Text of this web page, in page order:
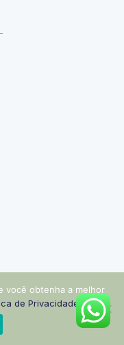
você obtenha a melhor
de Privacidade